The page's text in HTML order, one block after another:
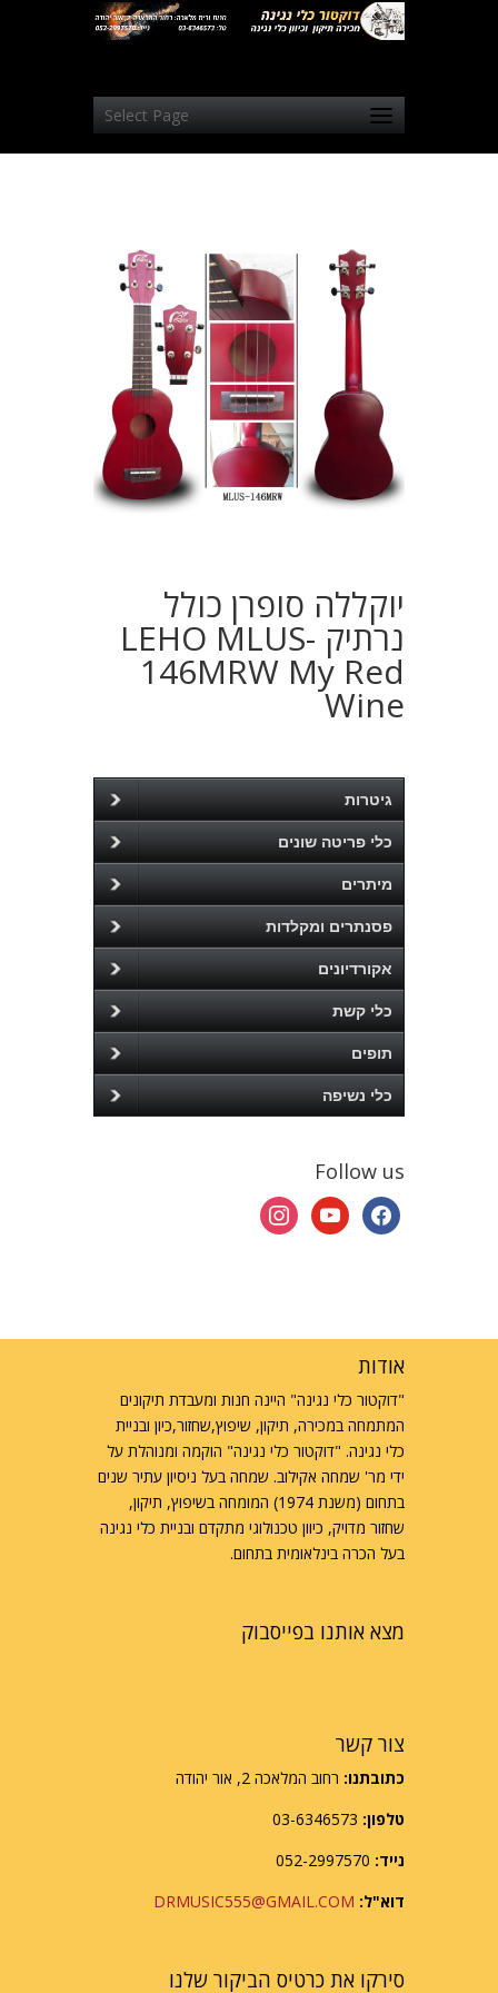
Select Page
יוקללה סופרן כולל
נרתיק LEHO MLUS-
146MRW My Red
Wine
גיטרות
כלי פריטה שונים
מיתרים
פסנתרים ומקלדות
אקורדיונים
כלי קשת
תופים
כלי נשיפה
Follow us
facebook
youtube
instagram
אודות
"דוקטור כלי נגינה" היינה חנות ומעבדת תיקונים
המתמחה במכירה, תיקון, שיפוץ,שחזור,כיון ובניית
כלי נגינה. "דוקטור כלי נגינה" הוקמה ומנוהלת על
ידי מר' שמחה אקילוב. שמחה בעל ניסיון עתיר שנים
בתחום (משנת 1974) המומחה בשיפוץ, תיקון,
שחזור מדויק, כיוון טכנולוגי מתקדם ובניית כלי נגינה
בעל הכרה בינלאומית בתחום.
מצא אותנו בפייסבוק
צור קשר
כתובתנו: רחוב המלאכה 2, אור יהודה
טלפון:
נייד:
דוא"ל: DRMUSIC555@GMAIL.COM
סירקו את כרטיס הביקור שלנו